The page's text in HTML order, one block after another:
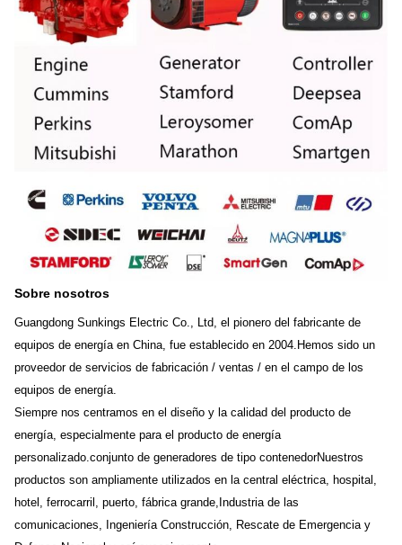
Sobre nosotros
Guangdong Sunkings Electric Co., Ltd, el pionero del fabricante de
equipos de energía en China, fue establecido en 2004.Hemos sido un
proveedor de servicios de fabricación / ventas / en el campo de los
equipos de energía.
Siempre nos centramos en el diseño y la calidad del producto de
energía, especialmente para el producto de energía
personalizado.conjunto de generadores de tipo contenedorNuestros
productos son ampliamente utilizados en la central eléctrica, hospital,
hotel, ferrocarril, puerto, fábrica grande,Industria de las
comunicaciones, Ingeniería Construcción, Rescate de Emergencia y